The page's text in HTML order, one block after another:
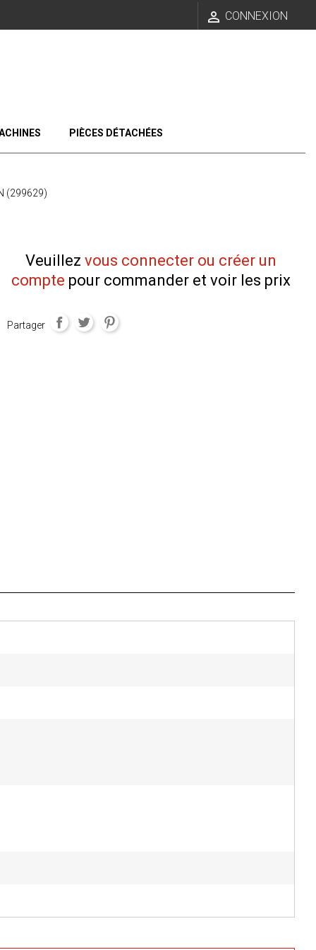
 CONNEXION
PIÈCES DÉTACHÉES
(299629)
Veuillez vous connecter ou créer un
compte pour commander et voir les prix
Partager